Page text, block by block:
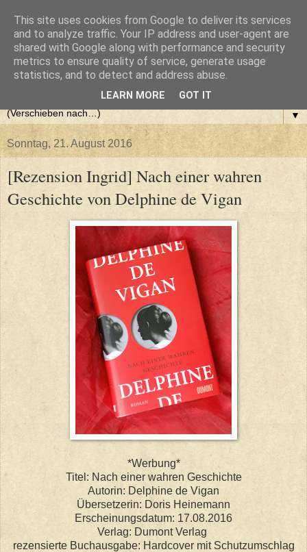
▼
Sonntag, 21. August 2016
[Rezension Ingrid] Nach einer wahren
Geschichte von Delphine de Vigan
*Werbung*
Titel: Nach einer wahren Geschichte
Autorin: Delphine de Vigan
Übersetzerin: Doris Heinemann
Erscheinungsdatum: 17.08.2016
Verlag: Dumont Verlag
rezensierte Buchausgabe: Hardcover mit Schutzumschlag
This site uses cookies from Google to deliver its services
and to analyze traffic. Your IP address and user-agent are
shared with Google along with performance and security
metrics to ensure quality of service, generate usage
statistics, and to detect and address abuse.
LEARN MORE GOT IT